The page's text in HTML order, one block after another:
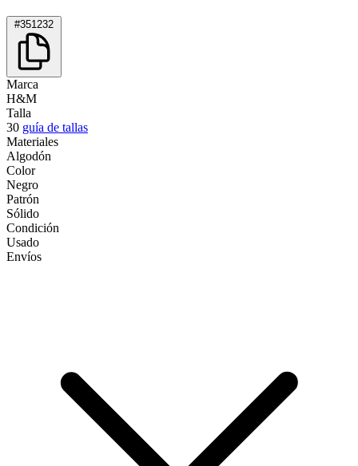
#351232
Marca
H&M
Talla
30 guía de tallas
Materiales
Algodón
Color
Negro
Patrón
Sólido
Condición
Usado
Envíos